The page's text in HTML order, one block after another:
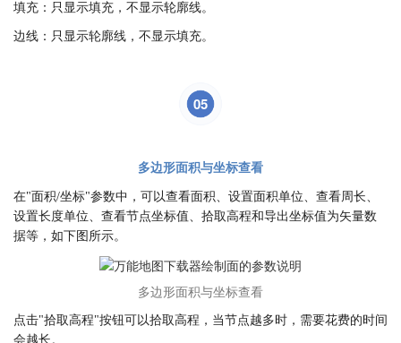
填充：只显示填充，不显示轮廓线。
边线：只显示轮廓线，不显示填充。
05
多边形面积与坐标查看
在"面积/坐标"参数中，可以查看面积、设置面积单位、查看周长、
设置长度单位、查看节点坐标值、拾取高程和导出坐标值为矢量数
据等，如下图所示。
多边形面积与坐标查看
点击"拾取高程"按钮可以拾取高程，当节点越多时，需要花费的时间
会越长。